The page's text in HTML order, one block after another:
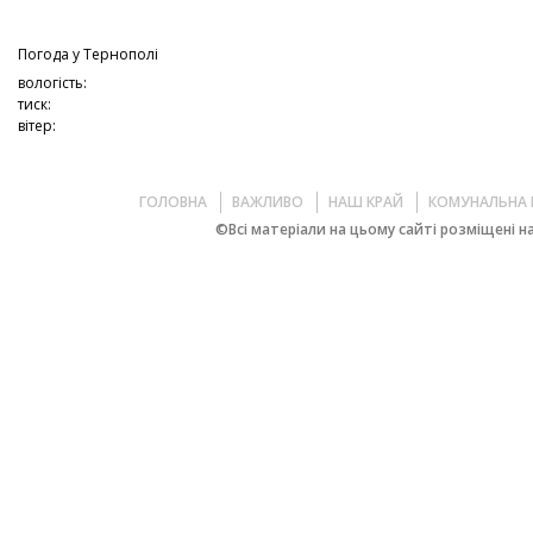
Погода уТернополі
вологість:
тиск:
вітер:
ГОЛОВНА ВАЖЛИВО НАШ КРАЙ
КОМУНАЛЬНА
©Всі матеріали на цьому сайті розміщені